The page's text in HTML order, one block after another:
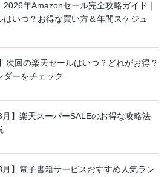
2026年Amazonセール完全攻略ガイド｜
はいつ？お得な買い方＆年間スケジュ
次回の楽天セールはいつ？どれがお得？
ダーをチェック
月】楽天スーパーSALEのお得な攻略法
月】電子書籍サービスおすすめ人気ラン